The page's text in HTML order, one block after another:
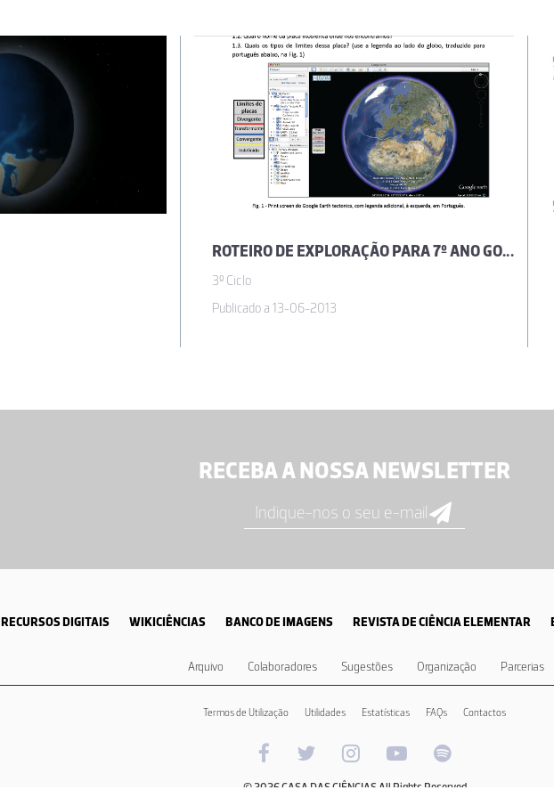
vanda maria fernandes jardim
Muito interessante. principalmente para o básico.
Gastão Antunes
Material bem elaborado e bem adequado ao curriculo do 7º ano.
ROTEIRO DE EXPLORAÇÃO PARA 7º ANO GOOGLE EARTH
3º Ciclo
Publicado a 13-06-2013
RECEBA A NOSSA NEWSLETTER
RECURSOS DIGITAIS WIKICIÊNCIAS BANCO DE IMAGENS REVISTA DE CIÊNCIA ELEMENTAR
Arquivo Colaboradores Sugestões Organização Parcerias
Termos de Utilização Utilidades Estatísticas FAQs Contactos
© 2026 CASA DAS CIÊNCIAS All Rights Reserved